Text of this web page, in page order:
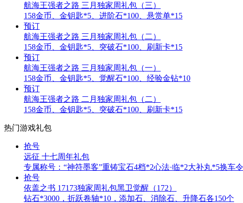
航海王强者之路 三月独家周礼包（三）
158金币、金钥匙*5、进阶石*100、悬赏单*15
预订
航海王强者之路 三月独家周礼包（二）
158金币、金钥匙*5、突破石*100、刷新卡*15
预订
航海王强者之路 三月独家周礼包（一）
158金币、金钥匙*5、觉醒石*100、经验金钻*10
预订
航海王强者之路 二月独家周礼包（二）
158金币、金钥匙*5、突破石*100、刷新卡*15
热门游戏礼包
抢号
远征 十七周年礼包
专属称号：“神符墨客”重铸宝石4档*2心法·临*2大补丸*5换车
抢号
依盖之书 17173独家周礼包黑卫觉醒（172）
钻石*3000，折跃卷轴*10，添加石、消除石、升降石各150个